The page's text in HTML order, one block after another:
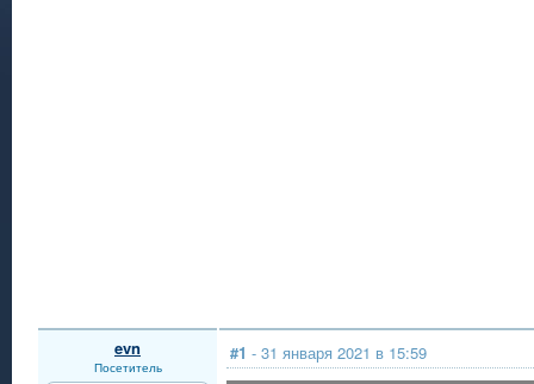
evn
Посетитель
#1 - 31 января 2021 в 15:59